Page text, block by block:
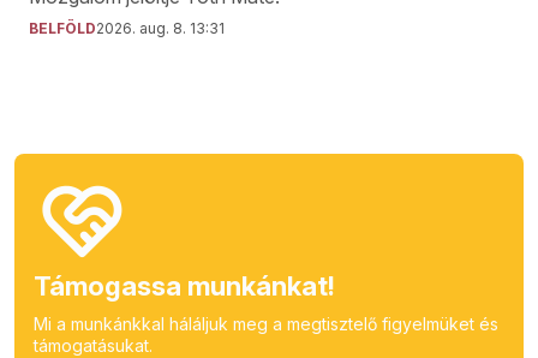
BELFÖLD2026. aug. 8. 13:31
Támogassa munkánkat!
Mi a munkánkkal háláljuk meg a megtisztelő figyelmüket és
támogatásukat.